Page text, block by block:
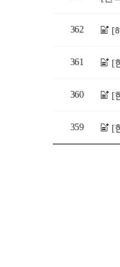
362
361
360
359 [